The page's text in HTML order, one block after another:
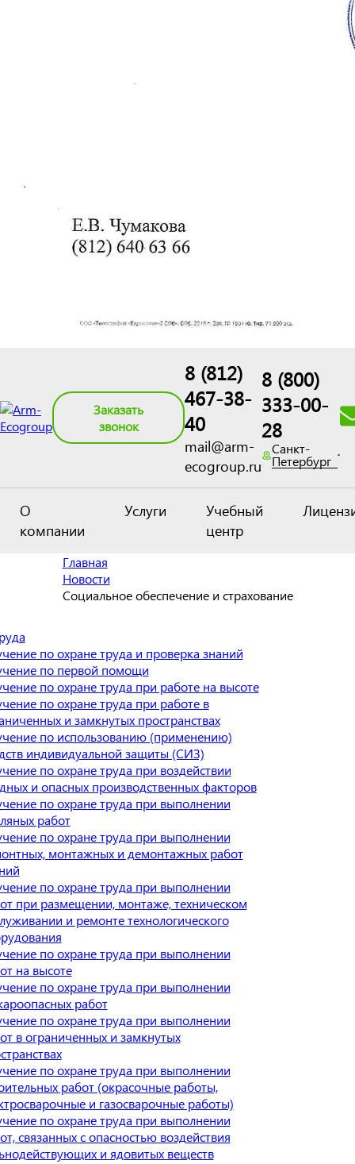
Заказать
звонок
8 (812)
467-38-
40
mail@arm-
ecogroup.ru
8 (800)
333-00-
28
Санкт-
Петербург
О
компании
Услуги
Учебный
центр
Главная
Новости
Социальное обеспечение и страхование
по охране труда и проверка знаний
по первой помощи
по охране труда при работе на высоте
по охране труда при работе в
и замкнутых пространствах
по использованию (применению)
индивидуальной защиты (СИЗ)
по охране труда при воздействии
и опасных производственных факторов
по охране труда при выполнении
работ
по охране труда при выполнении
монтажных и демонтажных работ
по охране труда при выполнении
при размещении, монтаже, техническом
и ремонте технологического
по охране труда при выполнении
на высоте
по охране труда при выполнении
работ
по охране труда при выполнении
в ограниченных и замкнутых
по охране труда при выполнении
работ (окрасочные работы,
и газосварочные работы)
по охране труда при выполнении
связанных с опасностью воздействия
и ядовитых веществ